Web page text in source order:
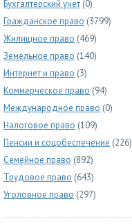
Бухгалтерский учет (0)
Гражданское право (3799)
Жилищное право (469)
Земельное право (140)
Интернет и право (3)
Коммерческое право (94)
Международное право (0)
Налоговое право (109)
Пенсии и соцобеспечение (226)
Семейное право (892)
Трудовое право (643)
Уголовное право (297)